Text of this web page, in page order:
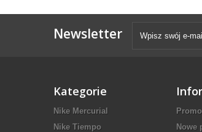
Newsletter
Kategorie
Nike Mercurial
Nike Tiempo
Nowe